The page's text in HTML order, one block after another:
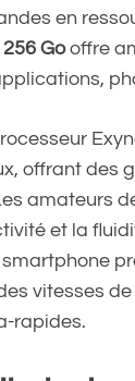
en
Gooffre
offrant des
amateurs
et la
smartphone
vitesses
rapides.